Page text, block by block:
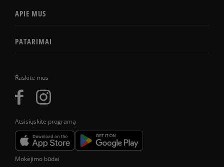
Raskite mus
Atsisiųskite programą
APIE MUS
PATARIMAI
Mokėjimo būdai